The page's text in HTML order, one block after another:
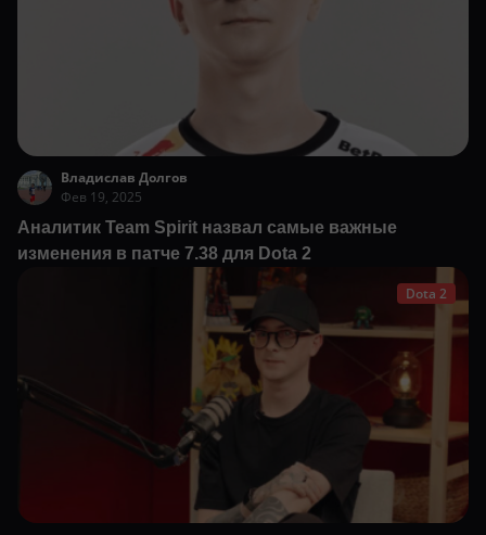
Владислав Долгов
Фев 19, 2025
Аналитик Team Spirit назвал самые важные
изменения в патче 7.38 для Dota 2
Dota 2